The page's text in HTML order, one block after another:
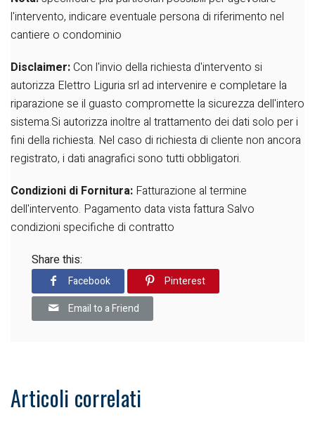
l'intervento, indicare eventuale persona di riferimento nel
cantiere o condominio
Disclaimer:Con l'invio della richiesta d'intervento si
autorizza Elettro Liguria srl ad intervenire e completare la
riparazione se il guasto compromette la sicurezza dell'intero
sistema.Si autorizza inoltre al trattamento dei dati solo per i
fini della richiesta. Nel caso di richiesta di cliente non ancora
registrato, i dati anagrafici sono tutti obbligatori.
Condizioni di Fornitura: Fatturazione al termine
dell'intervento. Pagamento data vista fattura Salvo
condizioni specifiche di contratto
Share this:
Facebook
Pinterest
Email to a Friend
Articoli correlati